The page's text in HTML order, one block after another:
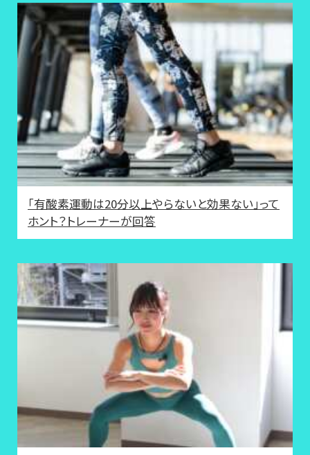
「有酸素運動は20分以上やらないと効果ない」って
ホント？トレーナーが回答